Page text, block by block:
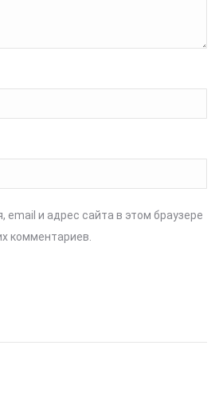
email и адрес сайта в этом браузере
комментариев.